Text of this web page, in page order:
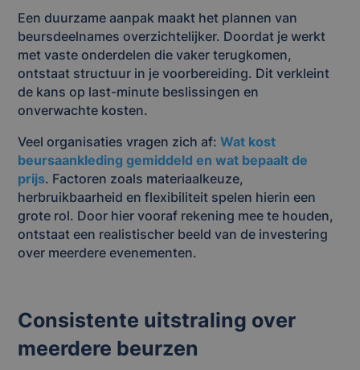
Een duurzame aanpak maakt het plannen van
beursdeelnames overzichtelijker. Doordat je werkt
met vaste onderdelen die vaker terugkomen,
ontstaat structuur in je voorbereiding. Dit verkleint
de kans op last-minute beslissingen en
onverwachte kosten.
Veel organisaties vragen zich af:Wat kost
beursaankleding gemiddeld en wat bepaalt de
prijs. Factoren zoals materiaalkeuze,
herbruikbaarheid en flexibiliteit spelen hierin een
grote rol. Door hier vooraf rekening mee te houden,
ontstaat een realistischer beeld van de investering
over meerdere evenementen.
Consistente uitstraling over
meerdere beurzen